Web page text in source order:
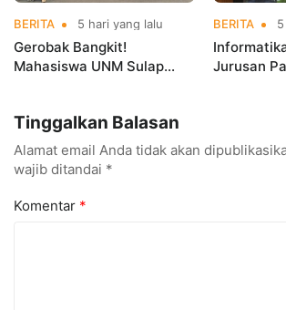
BERITA 5 hari yang lalu
Gerobak Bangkit!
Mahasiswa UNM Sulap
BERITA
Jurusan
Tinggalkan Balasan
Alamat email Anda tidak akan
wajib ditandai *
Komentar *